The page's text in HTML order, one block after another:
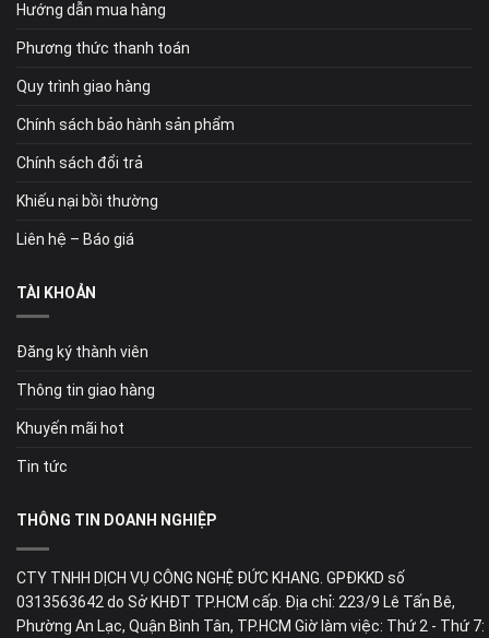
Hướng dẫn mua hàng
Phương thức thanh toán
Quy trình giao hàng
Chính sách bảo hành sản phẩm
Chính sách đổi trả
Khiếu nại bồi thường
Liên hệ – Báo giá
TÀI KHOẢN
Đăng ký thành viên
Thông tin giao hàng
Khuyến mãi hot
Tin tức
THÔNG TIN DOANH NGHIỆP
CTY TNHH DỊCH VỤ CÔNG NGHỆ ĐỨC KHANG. GPĐKKD số
0313563642 do Sở KHĐT TP.HCM cấp. Địa chỉ: 223/9 Lê Tấn Bê,
Phường An Lạc, Quận Bình Tân, TP.HCM Giờ làm việc: Thứ 2 - Thứ 7: